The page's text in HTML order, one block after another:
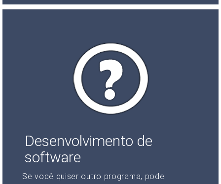
Desenvolvimento de
software
Se você quiser outro programa, pode